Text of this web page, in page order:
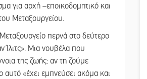
για αρχή –εποικοδομητικό και
Μεταξουργείου.
περνά στο δεύτερο
Ίλιτς». Μια νουβέλα που
της ζωής: αν τη ζούμε
«έχει εμπνεύσει ακόμα και